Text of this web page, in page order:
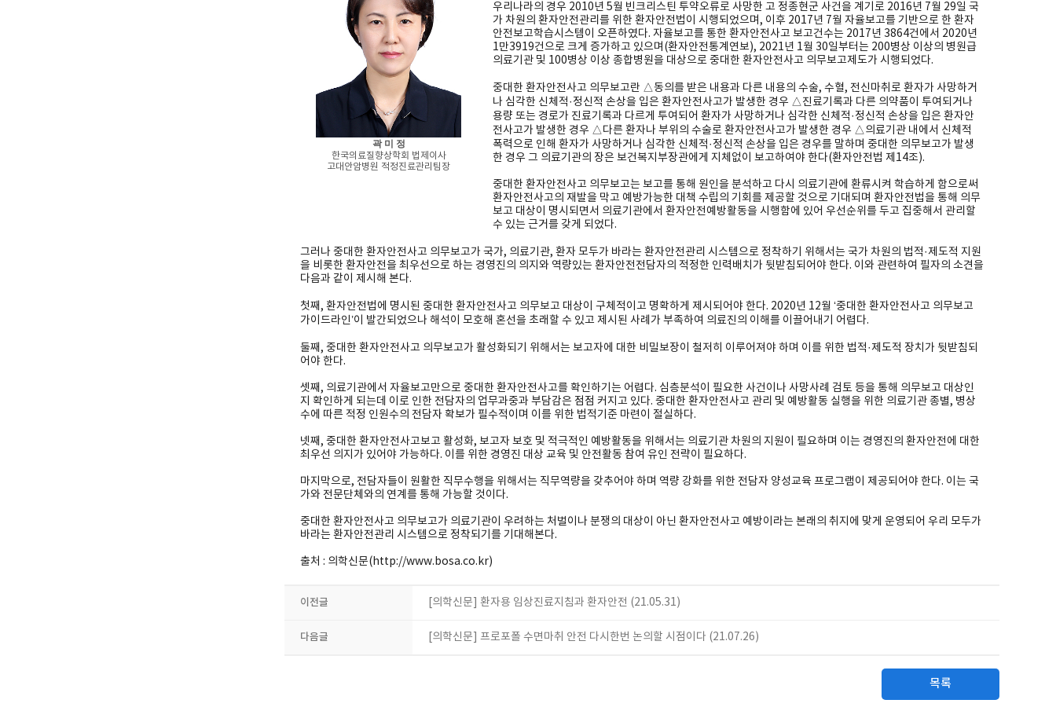
곽 미 정
한국의료질향상학회 법제이사
고대안암병원 적정진료관리팀장
우리나라의 경우 2010년 5월 빈크리스틴 투약오류로 사망한 고 정종현군 사건을 계기로 2016년 7월 29일 국
가 차원의 환자안전관리를 위한 환자안전법이 시행되었으며, 이후 2017년 7월 자율보고를 기반으로 한 환자
안전보고학습시스템이 오픈하였다. 자율보고를 통한 환자안전사고 보고건수는 2017년 3864건에서 2020년
1만3919건으로 크게 증가하고 있으며(환자안전통계연보), 2021년 1월 30일부터는 200병상 이상의 병원급
의료기관 및 100병상 이상 종합병원을 대상으로 중대한 환자안전사고 의무보고제도가 시행되었다.
중대한 환자안전사고 의무보고란 △동의를 받은 내용과 다른 내용의 수술, 수혈, 전신마취로 환자가 사망하거
나 심각한 신체적·정신적 손상을 입은 환자안전사고가 발생한 경우 △진료기록과 다른 의약품이 투여되거나
용량 또는 경로가 진료기록과 다르게 투여되어 환자가 사망하거나 심각한 신체적·정신적 손상을 입은 환자안
전사고가 발생한 경우 △다른 환자나 부위의 수술로 환자안전사고가 발생한 경우 △의료기관 내에서 신체적
폭력으로 인해 환자가 사망하거나 심각한 신체적·정신적 손상을 입은 경우를 말하며 중대한 의무보고가 발생
한 경우 그 의료기관의 장은 보건복지부장관에게 지체없이 보고하여야 한다(환자안전법 제14조).
중대한 환자안전사고 의무보고는 보고를 통해 원인을 분석하고 다시 의료기관에 환류시켜 학습하게 함으로써
환자안전사고의 재발을 막고 예방가능한 대책 수립의 기회를 제공할 것으로 기대되며 환자안전법을 통해 의무
보고 대상이 명시되면서 의료기관에서 환자안전예방활동을 시행함에 있어 우선순위를 두고 집중해서 관리할
수 있는 근거를 갖게 되었다.
그러나 중대한 환자안전사고 의무보고가 국가, 의료기관, 환자 모두가 바라는 환자안전관리 시스템으로 정착하기 위해서는 국가 차원의 법적·제도적 지원
을 비롯한 환자안전을 최우선으로 하는 경영진의 의지와 역량있는 환자안전전담자의 적정한 인력배치가 뒷받침되어야 한다. 이와 관련하여 필자의 소견을
다음과 같이 제시해 본다.
첫째, 환자안전법에 명시된 중대한 환자안전사고 의무보고 대상이 구체적이고 명확하게 제시되어야 한다. 2020년 12월 ‘중대한 환자안전사고 의무보고
가이드라인’이 발간되었으나 해석이 모호해 혼선을 초래할 수 있고 제시된 사례가 부족하여 의료진의 이해를 이끌어내기 어렵다.
둘째, 중대한 환자안전사고 의무보고가 활성화되기 위해서는 보고자에 대한 비밀보장이 철저히 이루어져야 하며 이를 위한 법적·제도적 장치가 뒷받침되
어야 한다.
셋째, 의료기관에서 자율보고만으로 중대한 환자안전사고를 확인하기는 어렵다. 심층분석이 필요한 사건이나 사망사례 검토 등을 통해 의무보고 대상인
지 확인하게 되는데 이로 인한 전담자의 업무과중과 부담감은 점점 커지고 있다. 중대한 환자안전사고 관리 및 예방활동 실행을 위한 의료기관 종별, 병상
수에 따른 적정 인원수의 전담자 확보가 필수적이며 이를 위한 법적기준 마련이 절실하다.
넷째, 중대한 환자안전사고보고 활성화, 보고자 보호 및 적극적인 예방활동을 위해서는 의료기관 차원의 지원이 필요하며 이는 경영진의 환자안전에 대한
최우선 의지가 있어야 가능하다. 이를 위한 경영진 대상 교육 및 안전활동 참여 유인 전략이 필요하다.
마지막으로, 전담자들이 원활한 직무수행을 위해서는 직무역량을 갖추어야 하며 역량 강화를 위한 전담자 양성교육 프로그램이 제공되어야 한다. 이는 국
가와 전문단체와의 연계를 통해 가능할 것이다.
중대한 환자안전사고 의무보고가 의료기관이 우려하는 처벌이나 분쟁의 대상이 아닌 환자안전사고 예방이라는 본래의 취지에 맞게 운영되어 우리 모두가
바라는 환자안전관리 시스템으로 정착되기를 기대해본다.
출처 : 의학신문(http://www.bosa.co.kr)
이전글 [의학신문] 환자용 임상진료지침과 환자안전 (21.05.31)
다음글 [의학신문] 프로포폴 수면마취 안전 다시한번 논의할 시점이다 (21.07.26)
목록